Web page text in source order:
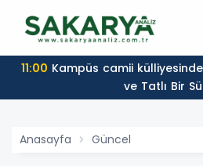
19:19 Akyazıda Yeni Hizmet
Anasayfa Güncel